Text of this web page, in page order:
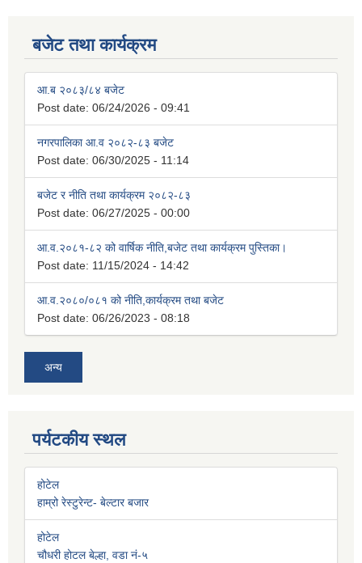
बजेट तथा कार्यक्रम
आ.ब २०८३/८४ बजेट
Post date: 06/24/2026 - 09:41
नगरपालिका आ.व २०८२-८३ बजेट
Post date: 06/30/2025 - 11:14
बजेट र नीति तथा कार्यक्रम २०८२-८३
Post date: 06/27/2025 - 00:00
आ.व.२०८१-८२ को वार्षिक नीति,बजेट तथा कार्यक्रम पुस्तिका।
Post date: 11/15/2024 - 14:42
आ.व.२०८०/०८१ को नीति,कार्यक्रम तथा बजेट
Post date: 06/26/2023 - 08:18
अन्य
पर्यटकीय स्थल
होटेल
हाम्रो रेस्टुरेन्ट- बेल्टार बजार
होटेल
चौधरी होटल बेल्हा, वडा नं-५